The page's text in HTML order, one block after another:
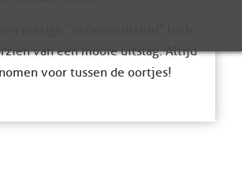
van een mooie uitslag. Altijd
voor tussen de oortjes!